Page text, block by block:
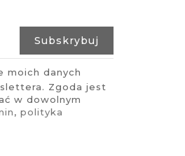
moich danych
Zgoda jest
w dowolnym
, polityka